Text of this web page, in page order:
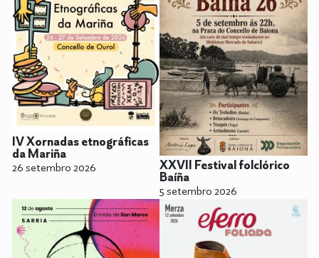
IV Xornadas etnográficas
da Mariña
26 setembro 2026
XXVII Festival folclórico
Baíña
5 setembro 2026